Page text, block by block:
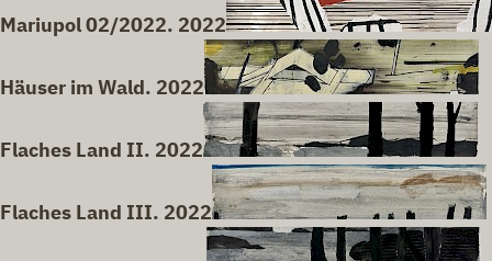
Mariupol 02/2022. 2022
Häuser im Wald. 2022
Flaches Land II. 2022
Flaches Land III. 2022